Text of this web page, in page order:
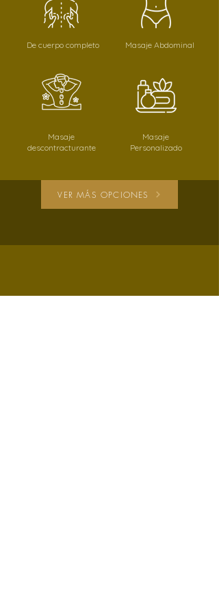
De cuerpo completo Masaje Abdominal
Masaje
descontracturante
Masaje
Personalizado
VER MÁS OPCIONES